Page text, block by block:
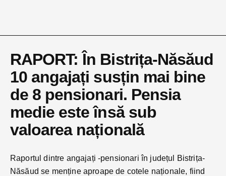
RAPORT: În Bistrița-Năsăud
10 angajați susțin mai bine
de 8 pensionari. Pensia
medie este însă sub
valoarea națională
Raportul dintre angajați -pensionari în județul Bistrița-
Năsăud se menține aproape de cotele naționale, fiind